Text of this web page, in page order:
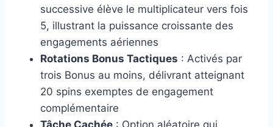
successive élève le multiplicateur vers fois
5, illustrant la puissance croissante des
engagements aériennes
Rotations Bonus Tactiques : Activés par
trois Bonus au moins, délivrant atteignant
20 spins exemptes de engagement
complémentaire